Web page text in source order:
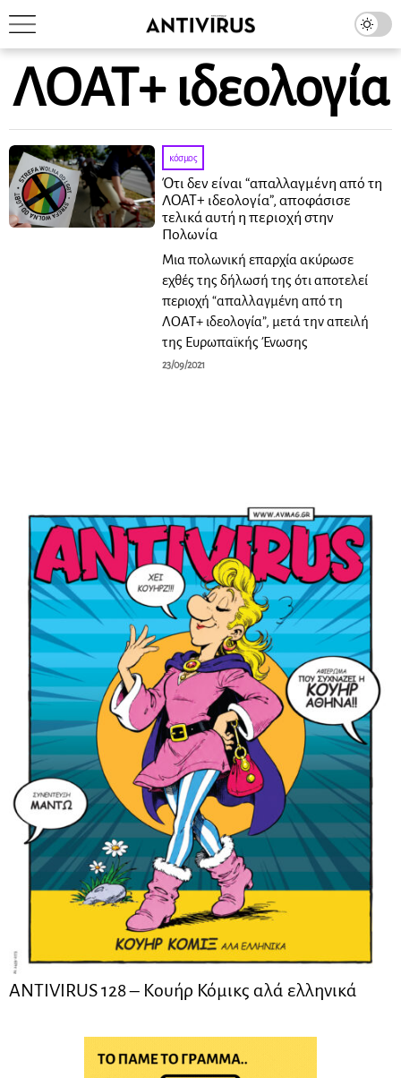
ΛΟΑΤ+ ιδεολογία
κόσμος
Ότι δεν είναι “απαλλαγμένη από τη
ΛΟΑΤ+ ιδεολογία”, αποφάσισε
τελικά αυτή η περιοχή στην
Πολωνία
Μια πολωνική επαρχία ακύρωσε
εχθές της δήλωσή της ότι αποτελεί
περιοχή “απαλλαγμένη από τη
ΛΟΑΤ+ ιδεολογία”, μετά την απειλή
της Ευρωπαϊκής Ένωσης
23/09/2021
ANTIVIRUS 128 – Kουήρ Κόμικς αλά ελληνικά